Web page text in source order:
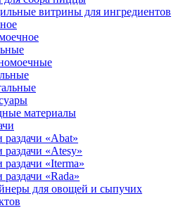
витрины для ингредиентов
материалы
«Abat»
«Atesy»
«Iterma»
«Rada»
для овощей и сыпучих